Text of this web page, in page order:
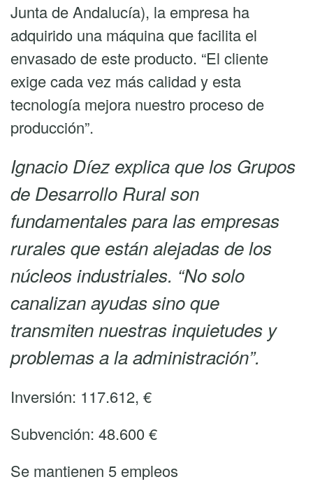
Junta de Andalucía), la empresa ha
adquirido una máquina que facilita el
envasado de este producto. “El cliente
exige cada vez más calidad y esta
tecnología mejora nuestro proceso de
producción”.
Ignacio Díez explica que los Grupos
de Desarrollo Rural son
fundamentales para las empresas
rurales que están alejadas de los
núcleos industriales. “No solo
canalizan ayudas sino que
transmiten nuestras inquietudes y
problemas a la administración”.
Inversión: 117.612, €
Subvención: 48.600 €
Se mantienen 5 empleos